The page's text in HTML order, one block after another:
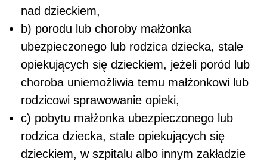
nad dzieckiem,
b) porodu lub choroby małżonka
ubezpieczonego lub rodzica dziecka, stale
opiekujących się dzieckiem, jeżeli poród lub
choroba uniemożliwia temu małżonkowi lub
rodzicowi sprawowanie opieki,
c) pobytu małżonka ubezpieczonego lub
rodzica dziecka, stale opiekujących się
dzieckiem, w szpitalu albo innym zakładzie